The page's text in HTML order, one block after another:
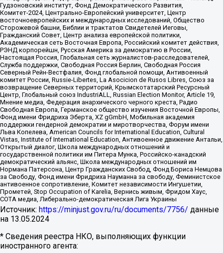
Гудзоновский институт, Фонд Демократического Развития,
Комитет-2024, Центрально-Европейский университет, Центр
восточноевропейских и международных исследований, Общество
Сторожевой башни, Библии и трактатов Свидетелей Иеговы,
Гражданский Совет, Центр анализа европейской политики,
Академическая сеть Восточная Европа, Российский комитет действия,
РЭНД корпорейшн, Русская Америка за демократию в России,
Настоящая Россия, Глобальная сеть журналистов-расследователей,
Служба поддержки, Свободная Россия Берлин, Свободная Россия
Северный Рейн-Вестфалия, Фонд глобальной помощи, Антивоенный
комитет России, Russie-Libertes, La Asocicion de Rusos Libres, Союз за
возвращение Северных территорий, Крымскотатарский Ресурсный
Центр, Глобальный союз IndustriALL, Russian Election Monitor, Article 19,
Мнение медиа, Федерация анархического черного креста, Радио
Свободная Европа, Германское общество изучения Восточной Европы,
Фонд имени Фридриха Эберта, XZ gGmbH, Мобильная академия
поддержки гендерной демократии и миротворчества, Форум имени
Льва Копелева, American Councils for International Education, Cultural
Vistas, Institute of International Education, Антивоенное движение Антальи,
Открытый диалог, Школа международных отношений и
государственной политики им Питера Мунка, Российско-канадский
демократический альянс, Школа международных отношений им
Нормана Патерсона, Центр Гражданских Свобод, Фонд Бориса Немцова
за Свободу, Фонд имени Фридриха Науманна за свободу, Феминистское
антивоенное сопротивление, Комитет независимости Ингушетии,
Прометей, Stop Occupation of Karelia, Вернись живым, Фридом Хаус,
СОТА медиа, Либерально-демократическая Лига Украины
Источник: https://minjust.gov.ru/ru/documents/7756/ данные
на 13.05.2024
* Сведения реестра НКО, выполняющих функции
иностранного агента: